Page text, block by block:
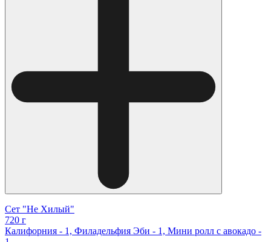
Сет "Не Хилый"
720 г
Калифорния - 1, Филадельфия Эби - 1, Мини ролл с авокадо -